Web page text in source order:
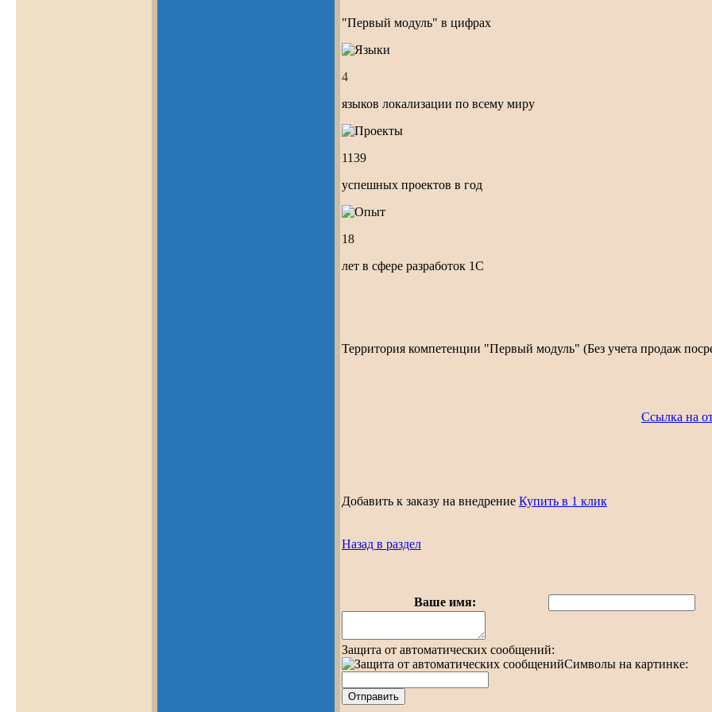
"Первый модуль" в цифрах
4
языков локализации по всему миру
1176
успешных проектов в год
19
лет в сфере разработок 1С
Территория компетенции "Первый модуль" (Без учета продаж
Ссылка на
Добавить к заказу на внедрение Купить в 1 клик
Назад в раздел
Ваше имя:
Защита от автоматических сообщений:
Символы на картинке: